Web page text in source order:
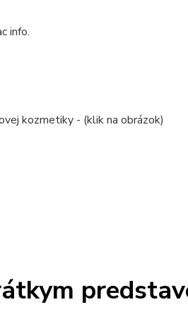
info.
kozmetiky - (klik na obrázok)